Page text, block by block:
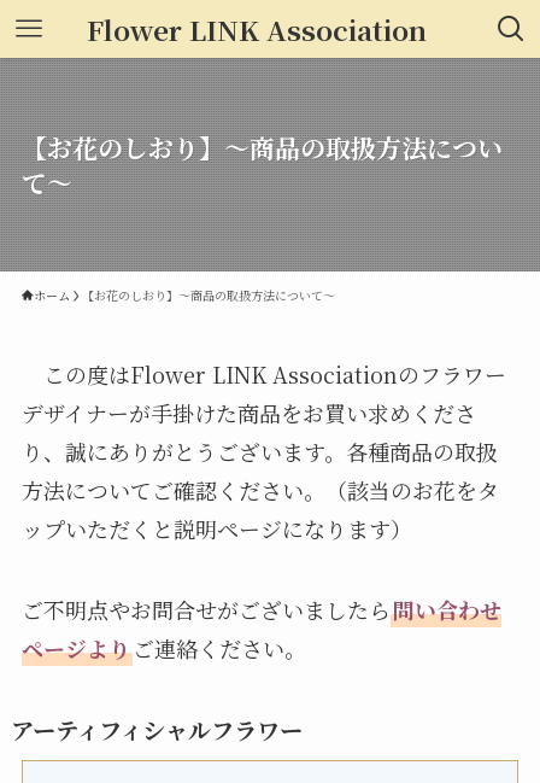
Flower LINK Association
【お花のしおり】～商品の取扱方法につい
て～
ホーム 【お花のしおり】～商品の取扱方法について～
この度はFlower LINK Associationのフラワー
デザイナーが手掛けた商品をお買い求めくださ
り、誠にありがとうございます。各種商品の取扱
方法についてご確認ください。（該当のお花をタ
ップいただくと説明ページになります）
ご不明点やお問合せがございましたら問い合わせ
ページよりご連絡ください。
アーティフィシャルフラワー